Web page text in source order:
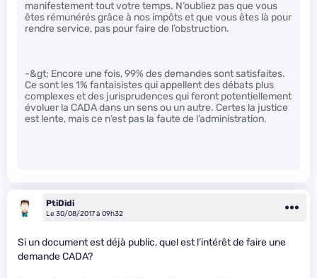
manifestement tout votre temps. N’oubliez pas que vous
êtes rémunérés grâce à nos impôts et que vous êtes là pour
rendre service, pas pour faire de l’obstruction.
-&gt; Encore une fois, 99% des demandes sont satisfaites.
Ce sont les 1% fantaisistes qui appellent des débats plus
complexes et des jurisprudences qui feront potentiellement
évoluer la CADA dans un sens ou un autre. Certes la justice
est lente, mais ce n’est pas la faute de l’administration.
PtiDidi
Le 30/08/2017 à 09h32
Si un document est déjà public, quel est l’intérêt de faire une
demande CADA?